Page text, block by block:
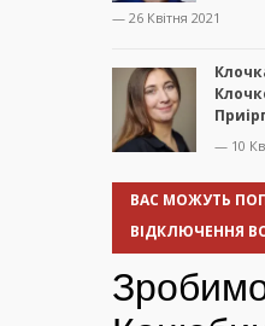
— 26 Квітня 2021
— 10
ВАС МОЖУТЬ
ВІДКЛЮЧЕННЯ